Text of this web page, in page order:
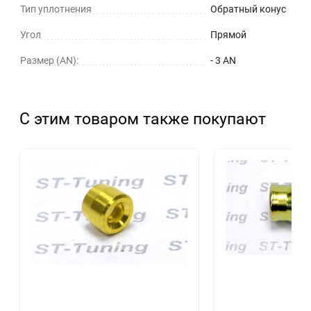
Тип уплотнения Обратный конус
Угол Прямой
Размер (AN): - 3 AN
С этим товаром также покупают